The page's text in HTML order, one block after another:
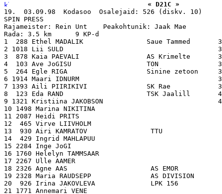
« D21C »
19.  03.09.98  Kodasoo  Osalejaid: 526 (diskv. 10)
SPIN PRESS
Rajameister: Rein Unt    Peakohtunik: Jaak Mae
Rada: 3.5 km      9 KP-d
1  288 Ethel MADALIK                Saue Tammed
2 1018 Lii SULD
3  878 Kaia PAEVALI                 AS Krimelte
4  103 Ave JoGISU                   TON
5  264 Egle RIGA                    Sinine zetoon
6 1914 Maari IDNURM
7 1393 Aili PIIRIKIVI               SK Rae
8  123 Eda RAND                     TSK Jaalill
9 1321 Kristiina JAKOBSON
10 1498 Marina NIKITINA
11 2087 Heidi PRITS
12  465 Virve LIIVHOLM
13  930 Airi KAMRATOV                TTU
14  429 Ingrid MAHLAPUU
15 2284 Inge JoGI
16 1760 Helelyn TAMMSAAR
17 2267 Ulle AAMER
18 2326 Agne AAS                     AS EMOR
19 2328 Maria RAUDSEPP               AS DIVISION
20  926 Irina JAKOVLEVA              LPK 156
21 1771 Annemari VENE